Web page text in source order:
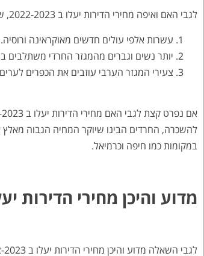
לגבי האם ואיפה מחירי הדירות יעלו ב 2022-2023, שימו לב לשלוש מגמות הבאות:
עשרות אלפי עולים חדשים מאוקראינה ורוסיה.
יותר נשים וגברים מהמגזר החרדי משתלבים
צעירי המגזר הערבי עוזבים את הכפרים
להשכרה, החרדים הבינו שיוקר המחיה הגבוה מאלץ
במקומות כמו חיפה וכרמיאל.
מדוע והיכן מחירי הדירות יעלו ב